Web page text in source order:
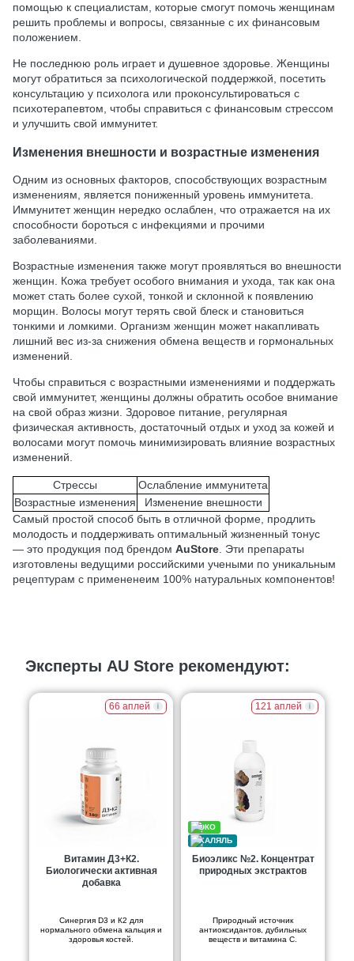
помощью к специалистам, которые смогут помочь женщинам
решить проблемы и вопросы, связанные с их финансовым
положением.
Не последнюю роль играет и душевное здоровье. Женщины
могут обратиться за психологической поддержкой, посетить
консультацию у психолога или проконсультироваться с
психотерапевтом, чтобы справиться с финансовым стрессом
и улучшить свой иммунитет.
Изменения внешности и возрастные изменения
Одним из основных факторов, способствующих возрастным
изменениям, является пониженный уровень иммунитета.
Иммунитет женщин нередко ослаблен, что отражается на их
способности бороться с инфекциями и прочими
заболеваниями.
Возрастные изменения также могут проявляться во внешности
женщин. Кожа требует особого внимания и ухода, так как она
может стать более сухой, тонкой и склонной к появлению
морщин. Волосы могут терять свой блеск и становиться
тонкими и ломкими. Организм женщин может накапливать
лишний вес из-за снижения обмена веществ и гормональных
изменений.
Чтобы справиться с возрастными изменениями и поддержать
свой иммунитет, женщины должны обратить особое внимание
на свой образ жизни. Здоровое питание, регулярная
физическая активность, достаточный отдых и уход за кожей и
волосами могут помочь минимизировать влияние возрастных
изменений.
Стрессы
Ослабление иммунитета
Возрастные изменения
Изменение внешности
Самый простой способ быть в отличной форме, продлить
молодость и поддерживать оптимальный жизненный тонус
— это продукция под брендом AuStore . Эти препараты
изготовлены ведущими российскими учеными по уникальным
рецептурам с примененеим 100% натуральных компонентов!
Эксперты AU Store рекомендуют:
66 аплей
Витамин Д3+К2.
Биологически активная
добавка
Синергия D3 и К2 для
нормального обмена кальция и
здоровья костей.
121 аплей
Биоэликс №2. Концентрат
природных экстрактов
Природный источник
антиоксидантов, дубильных
веществ и витамина С.